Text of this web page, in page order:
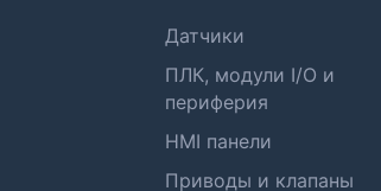
Датчики
ПЛК, модули I/O и
периферия
HMI панели
Приводы и клапаны